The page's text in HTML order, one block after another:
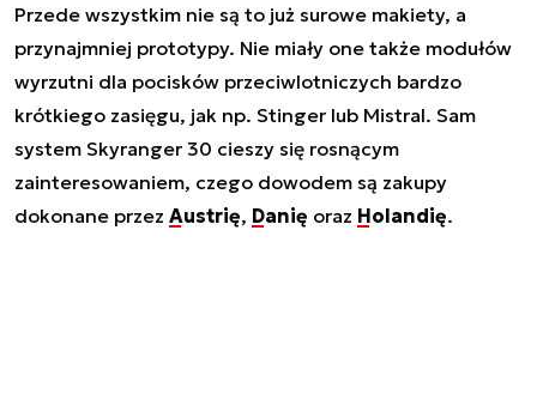
Przede wszystkim nie są to już surowe makiety, a
przynajmniej prototypy. Nie miały one także modułów
wyrzutni dla pocisków przeciwlotniczych bardzo
krótkiego zasięgu, jak np. Stinger lub Mistral. Sam
system Skyranger 30 cieszy się rosnącym
zainteresowaniem, czego dowodem są zakupy
dokonane przez Austrię, Danię oraz Holandię.